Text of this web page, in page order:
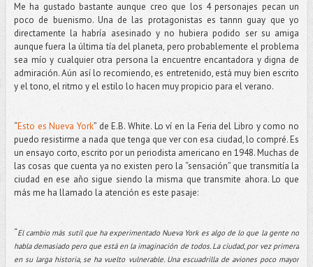
Me ha gustado bastante aunque creo que los 4 personajes pecan un
poco de buenismo. Una de las protagonistas es tannn guay que yo
directamente la habría asesinado y no hubiera podido ser su amiga
aunque fuera la última tía del planeta, pero probablemente el problema
sea mío y cualquier otra persona la encuentre encantadora y digna de
admiración. Aún así lo recomiendo, es entretenido, está muy bien escrito
y el tono, el ritmo y el estilo lo hacen muy propicio para el verano.
“Esto es Nueva York” de E.B. White. Lo ví en la Feria del Libro y como no
puedo resistirme a nada que tenga que ver con esa ciudad, lo compré. Es
un ensayo corto, escrito por un periodista americano en 1948. Muchas de
las cosas que cuenta ya no existen pero la “sensación” que transmitía la
ciudad en ese año sigue siendo la misma que transmite ahora. Lo que
más me ha llamado la atención es este pasaje:
“El cambio más sutil que ha experimentado Nueva York es algo de lo que la gente no
habla demasiado pero que está en la imaginación de todos. La ciudad, por vez primera
en su larga historia, se ha vuelto vulnerable. Una escuadrilla de aviones poco mayor